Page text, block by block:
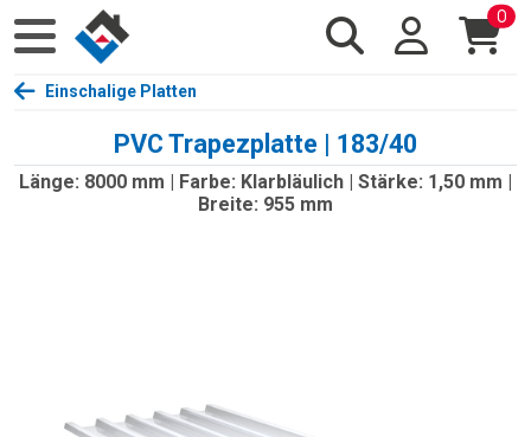
0
Einschalige Platten
PVC Trapezplatte | 183/40
Länge: 8000 mm | Farbe: Klarbläulich | Stärke: 1,50 mm |
Breite: 955 mm